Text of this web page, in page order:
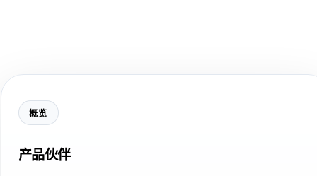
概览
产品伙伴